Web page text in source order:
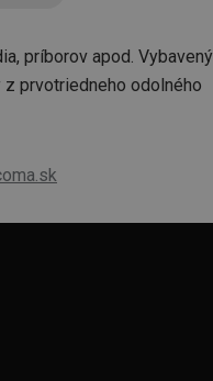
príborov apod. Vybavený
prvotriedneho odolného